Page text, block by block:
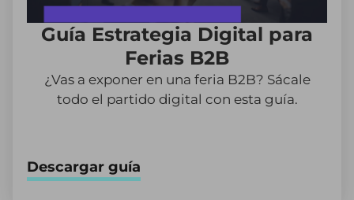
Guía Estrategia Digital para
Ferias B2B
¿Vas a exponer en una feria B2B? Sácale
todo el partido digital con esta guía.
Descargar guía